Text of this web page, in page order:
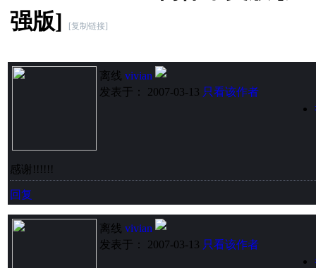
强版]
[复制链接]
离线 vivian
发表于： 2007-03-13 只看该作者
感谢!!!!!!
回复
离线 vivian
发表于： 2007-03-13 只看该作者